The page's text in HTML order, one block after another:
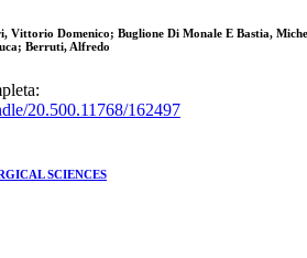
Domenico; Buglione Di Monale E Bastia,
Berruti, Alfredo
20.500.11768/162497
SCIENCES